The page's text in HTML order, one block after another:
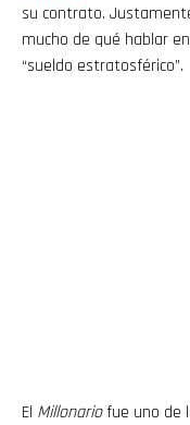
su contrato.
mucho de qué hablar
“sueldo estratosférico”.
El Millonariofue uno de